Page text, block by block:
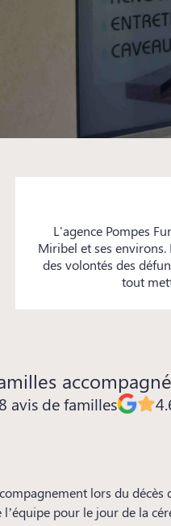
L'agence Pompes
Miribel et ses
des volontés des
tout
avis de familles
lors du décès
l’équipe pour le jour de la